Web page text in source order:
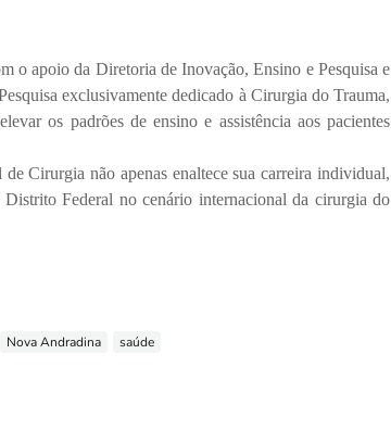
o apoio da Diretoria de Inovação, Ensino e Pesquisa e
exclusivamente dedicado à Cirurgia do Trauma,
os padrões de ensino e assistência aos pacientes
Cirurgia não apenas enaltece sua carreira individual,
Federal no cenário internacional da cirurgia do
Nova Andradina saúde